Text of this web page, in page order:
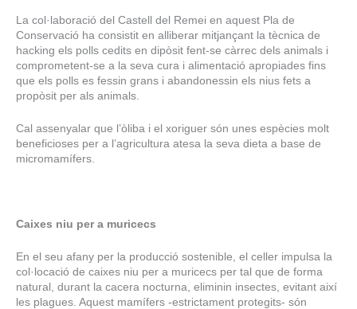
La col·laboració del Castell del Remei en aquest Pla de
Conservació ha consistit en alliberar mitjançant la tècnica de
hacking els polls cedits en dipòsit fent-se càrrec dels animals i
comprometent-se a la seva cura i alimentació apropiades fins
que els polls es fessin grans i abandonessin els nius fets a
propòsit per als animals.
Cal assenyalar que l’òliba i el xoriguer són unes espècies molt
beneficioses per a l’agricultura atesa la seva dieta a base de
micromamífers.
Caixes niu per a muricecs
En el seu afany per la producció sostenible, el celler impulsa la
col·locació de caixes niu per a muricecs per tal que de forma
natural, durant la cacera nocturna, eliminin insectes, evitant així
les plagues. Aquest mamífers -estrictament protegits- són